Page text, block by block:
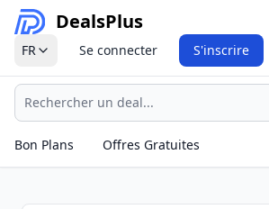
DealsPlus
FR Se connecter S'inscrire
Recherche
Bon Plans
Offres Gratuites